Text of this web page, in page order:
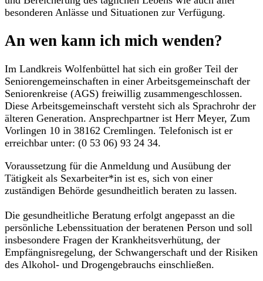
besonderen Anlässe und Situationen zur Verfügung.
An wen kann ich mich wenden?
Im Landkreis Wolfenbüttel hat sich ein großer Teil der
Seniorengemeinschaften in einer Arbeitsgemeinschaft der
Seniorenkreise (AGS) freiwillig zusammengeschlossen.
Diese Arbeitsgemeinschaft versteht sich als Sprachrohr der
älteren Generation. Ansprechpartner ist Herr Meyer, Zum
Vorlingen 10 in 38162 Cremlingen. Telefonisch ist er
erreichbar unter: (0 53 06) 93 24 34.
Voraussetzung für die Anmeldung und Ausübung der
Tätigkeit als Sexarbeiter*in ist es, sich von einer
zuständigen Behörde gesundheitlich beraten zu lassen.
Die gesundheitliche Beratung erfolgt angepasst an die
persönliche Lebenssituation der beratenen Person und soll
insbesondere Fragen der Krankheitsverhütung, der
Empfängnisregelung, der Schwangerschaft und der Risiken
des Alkohol- und Drogengebrauchs einschließen.